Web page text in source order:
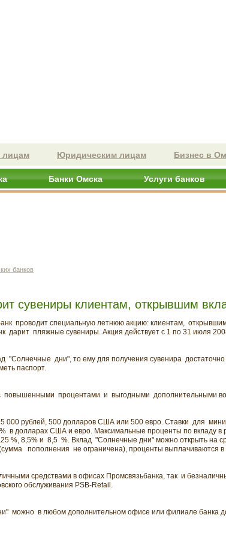
лицам Юридическим лицам Бизнес в
Банки Омска Услуги банков
банков
сувениры клиентам, открывшим
проводит специальную летнюю акцию: клиентам,
дарит пляжные сувениры. Акция действует с 1 по 31 июля
дни", то ему для получения сувенира достаточно
паспорт.
повышенными процентами и выгодными дополнительными
000 рублей, 500 долларов США или 500 евро. Ставки для
в долларах США и евро. Максимальные проценты по вкладу в
%, 8,5% и 8,5 %. Вклад "Солнечные дни" можно открыть на
пополнения не ограничена), проценты выплачиваются в
средствами в офисах Промсвязьбанка, так и
обслуживания PSB-Retail.
можно в любом дополнительном офисе или филиале банка